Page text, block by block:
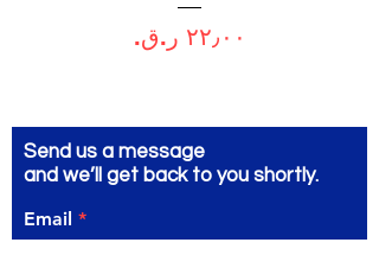
السعر
Send us a message
and we’ll get back to you shortly.
Email